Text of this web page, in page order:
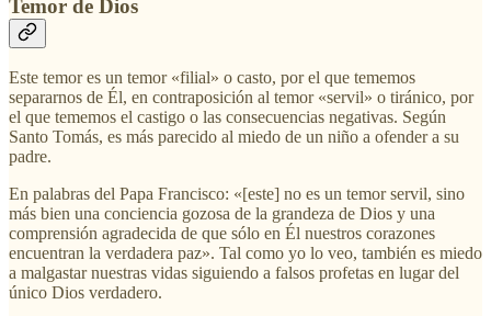
Temor de Dios
Este temor es un temor «filial» o casto, por el que tememos
separarnos de Él, en contraposición al temor «servil» o tiránico, por
el que tememos el castigo o las consecuencias negativas. Según
Santo Tomás, es más parecido al miedo de un niño a ofender a su
padre.
En palabras del Papa Francisco: «[este] no es un temor servil, sino
más bien una conciencia gozosa de la grandeza de Dios y una
comprensión agradecida de que sólo en Él nuestros corazones
encuentran la verdadera paz». Tal como yo lo veo, también es miedo
a malgastar nuestras vidas siguiendo a falsos profetas en lugar del
único Dios verdadero.